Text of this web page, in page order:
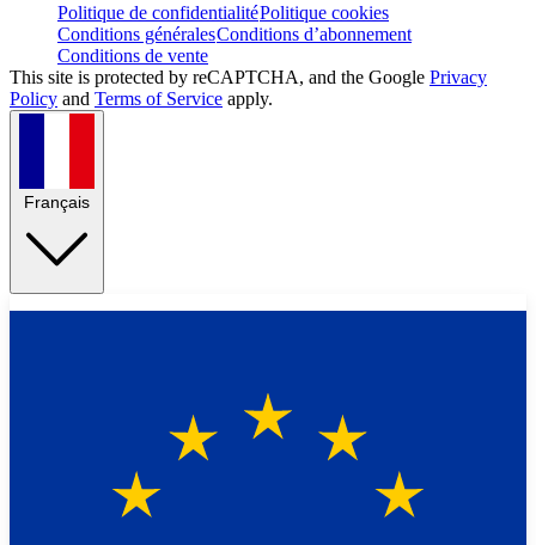
Politique de confidentialitéPolitique cookies
Conditions généralesConditions d’abonnement
Conditions de vente
This site is protected by reCAPTCHA, and the Google Privacy
Policy and Terms of Service apply.
Français